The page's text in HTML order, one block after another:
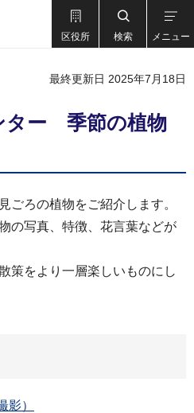
区役所 検索 メニュー
最終更新日 2025年7月18日
ター 季節の植物
ごろの植物をご紹介します。
の写真、特徴、花言葉などが
策をより一層楽しいものにし
影）